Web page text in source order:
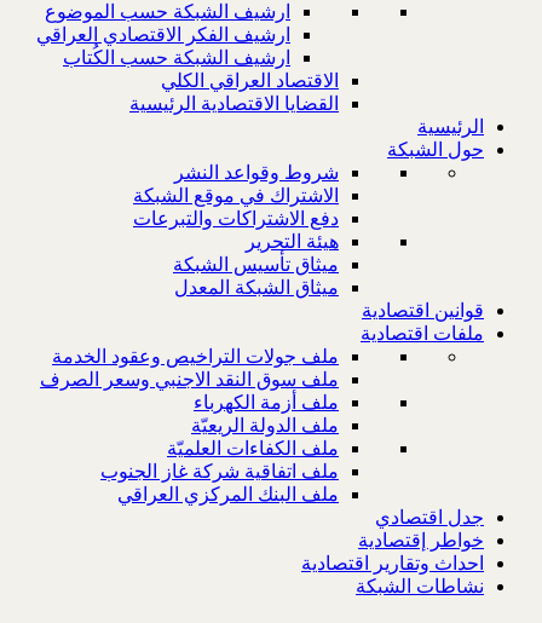
ارشيف الشبكة حسب الموضوع
ارشيف الفكر الاقتصادي العراقي
ارشيف الشبكة حسب الكُتاب
الاقتصاد العراقي الكلي
القضايا الاقتصادية الرئيسية
الرئيسية
حول الشبكة
شروط وقواعد النشر
الاشتراك في موقع الشبكة
دفع الاشتراكات والتبرعات
هيئة التحرير
ميثاق تأسيس الشبكة
ميثاق الشبكة المعدل
قوانين اقتصادية
ملفات اقتصادية
ملف جولات التراخيص وعقود الخدمة
ملف سوق النقد الاجنبي وسعر الصرف
ملف أزمة الكهرباء
ملف الدولة الريعيّة
ملف الكفاءات العلميّة
ملف اتفاقية شركة غاز الجنوب
ملف البنك المركزي العراقي
جدل اقتصادي
خواطر إقتصادية
احداث وتقارير اقتصادية
نشاطات الشبكة